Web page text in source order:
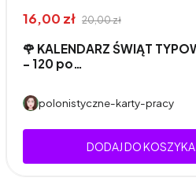
16,00 zł 20,00 zł
🌹 KALENDARZ ŚWIĄT TYPOWYCH I NIETYPOWYCH
– 120 po…
polonistyczne-karty-pracy
DODAJ DO KOSZYKA